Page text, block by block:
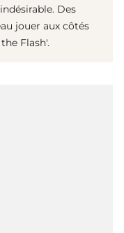
Des
jouer aux côtés
Flash'.